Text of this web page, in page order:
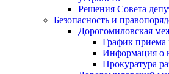
Решения Совета
Безопасность и
Дорогомиловская
График приема
Информация о
Прокуратура